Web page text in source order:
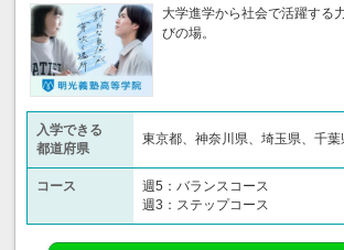
大学進学から社会で活躍する
びの場。
入学できる
都道府県
東京都、神奈川県、埼玉県、千葉
コース
週5：バランスコース
週3：ステップコース